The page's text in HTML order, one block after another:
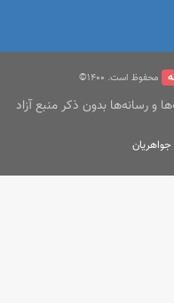
محفوظ است. ۱400©
و رسانه‌ها بدون ذکر منبع آزاد